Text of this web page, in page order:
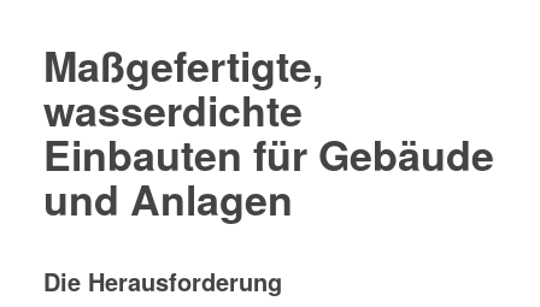
Maßgefertigte,
wasserdichte
Einbauten für Gebäude
und Anlagen
Die Herausforderung